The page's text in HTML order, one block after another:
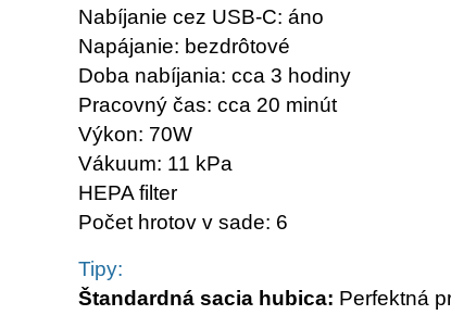
Nabíjanie cez USB-C: áno
Napájanie: bezdrôtové
Doba nabíjania: cca 3 hodiny
Pracovný čas: cca 20 minút
Výkon: 70W
Vákuum: 11 kPa
HEPA filter
Počet hrotov v sade: 6
Tipy:
Štandardná sacia hubica: Perfektná